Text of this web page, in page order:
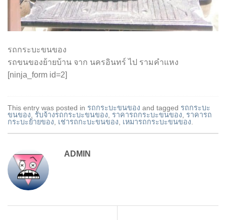
รถกระบะขนของ
รถขนของย้ายบ้าน จาก นครอินทร์ ไป รามคำแหง
[ninja_form id=2]
This entry was posted in รถกระบะขนของ and tagged รถกระบะ
ขนของ, รับจ้างรถกระบะขนของ, ราคารถกระบะขนของ, ราคารถ
กระบะย้ายของ, เช่ารถกะบะขนของ, เหมารถกระบะขนของ.
ADMIN